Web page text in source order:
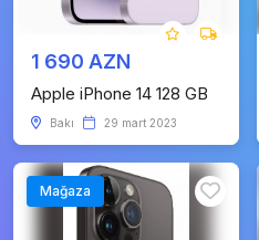
1 690 AZN
Apple iPhone 14 128 GB
Bakı 29 mart 2023
Mağaza